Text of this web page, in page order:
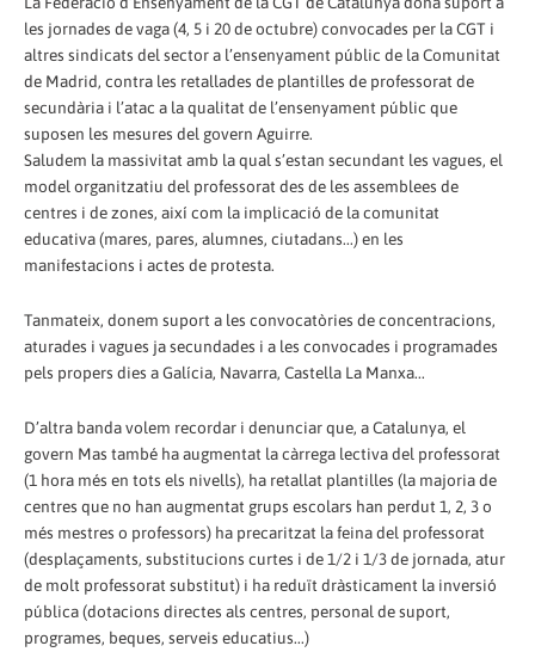
les jornades de vaga (4, 5 i 20 de octubre) convocades per la CGT i
altres sindicats del sector a l’ensenyament públic de la Comunitat
de Madrid, contra les retallades de plantilles de professorat de
secundària i l’atac a la qualitat de l’ensenyament públic que
suposen les mesures del govern Aguirre.
Saludem la massivitat amb la qual s’estan secundant les vagues, el
model organitzatiu del professorat des de les assemblees de
centres i de zones, així com la implicació de la comunitat
educativa (mares, pares, alumnes, ciutadans...) en les
manifestacions i actes de protesta.
Tanmateix, donem suport a les convocatòries de concentracions,
aturades i vagues ja secundades i a les convocades i programades
pels propers dies a Galícia, Navarra, Castella La Manxa...
D’altra banda volem recordar i denunciar que, a Catalunya, el
govern Mas també ha augmentat la càrrega lectiva del professorat
(1 hora més en tots els nivells), ha retallat plantilles (la majoria de
centres que no han augmentat grups escolars han perdut 1, 2, 3 o
més mestres o professors) ha precaritzat la feina del professorat
(desplaçaments, substitucions curtes i de 1/2 i 1/3 de jornada, atur
de molt professorat substitut) i ha reduït dràsticament la inversió
pública (dotacions directes als centres, personal de suport,
programes, beques, serveis educatius...)